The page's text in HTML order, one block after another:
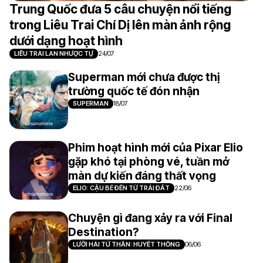
Trung Quốc đưa 5 câu chuyện nổi tiếng
trong Liêu Trai Chí Dị lên màn ảnh rộng
dưới dạng hoạt hình
LIÊU TRAI LAN NHƯỢC TỰ 24/07
Superman mới chưa được thị
trường quốc tế đón nhận
SUPERMAN 18/07
Phim hoạt hình mới của Pixar Elio
gặp khó tại phòng vé, tuần mở
màn dự kiến đáng thất vọng
ELIO: CẬU BÉ ĐẾN TỪ TRÁI ĐẤT 22/06
Chuyện gì đang xảy ra với Final
Destination?
LƯỠI HÁI TỬ THẦN: HUYẾT THỐNG 06/06